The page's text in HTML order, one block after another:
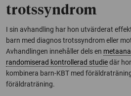
trotssyndrom
I sin avhandling har hon utvärderat
barn med diagnos trotssyndrom eller
Avhandlingen innehåller dels en
randomiserad kontrollerad studiedär
kombinera barn-KBT med
föräldraträning.